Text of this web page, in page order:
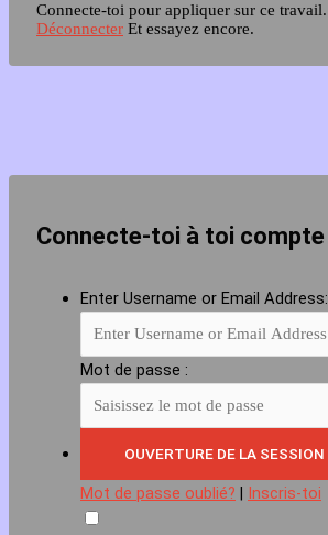
Connecte-toi pour appliquer sur ce travail.
Déconnecter Et essayez encore.
Connecte-toi à toi compte
Enter Username or Email Address:
Mot de passe :
Mot de passe oublié? | Inscris-toi